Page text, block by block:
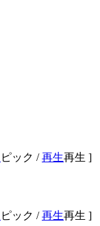
ピック /再生再生 ]
ピック /再生再生 ]